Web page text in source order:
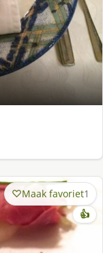
Maak favoriet1
👍